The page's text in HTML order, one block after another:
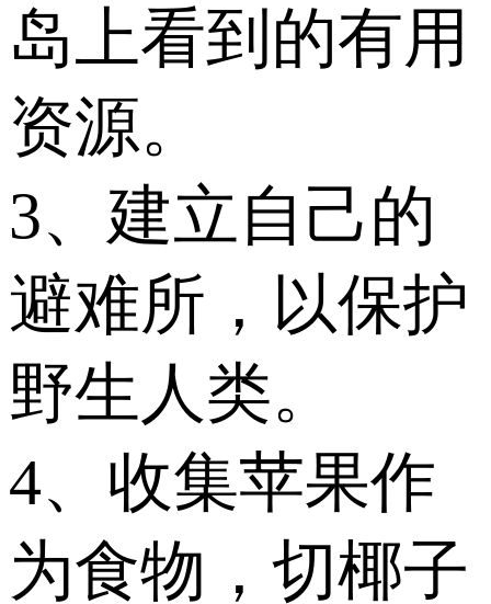
岛上看到的有用
资源。
3、建立自己的
避难所，以保护
野生人类。
4、收集苹果作
为食物，切椰子